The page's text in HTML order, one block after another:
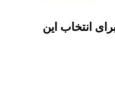
انتخاب این